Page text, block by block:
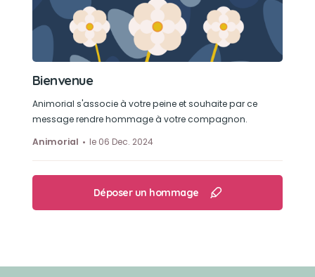
Bienvenue
Animorial s'associe à votre peine et souhaite par ce
message rendre hommage à votre compagnon.
Animorial
le 06 Dec. 2024
Déposer un hommage